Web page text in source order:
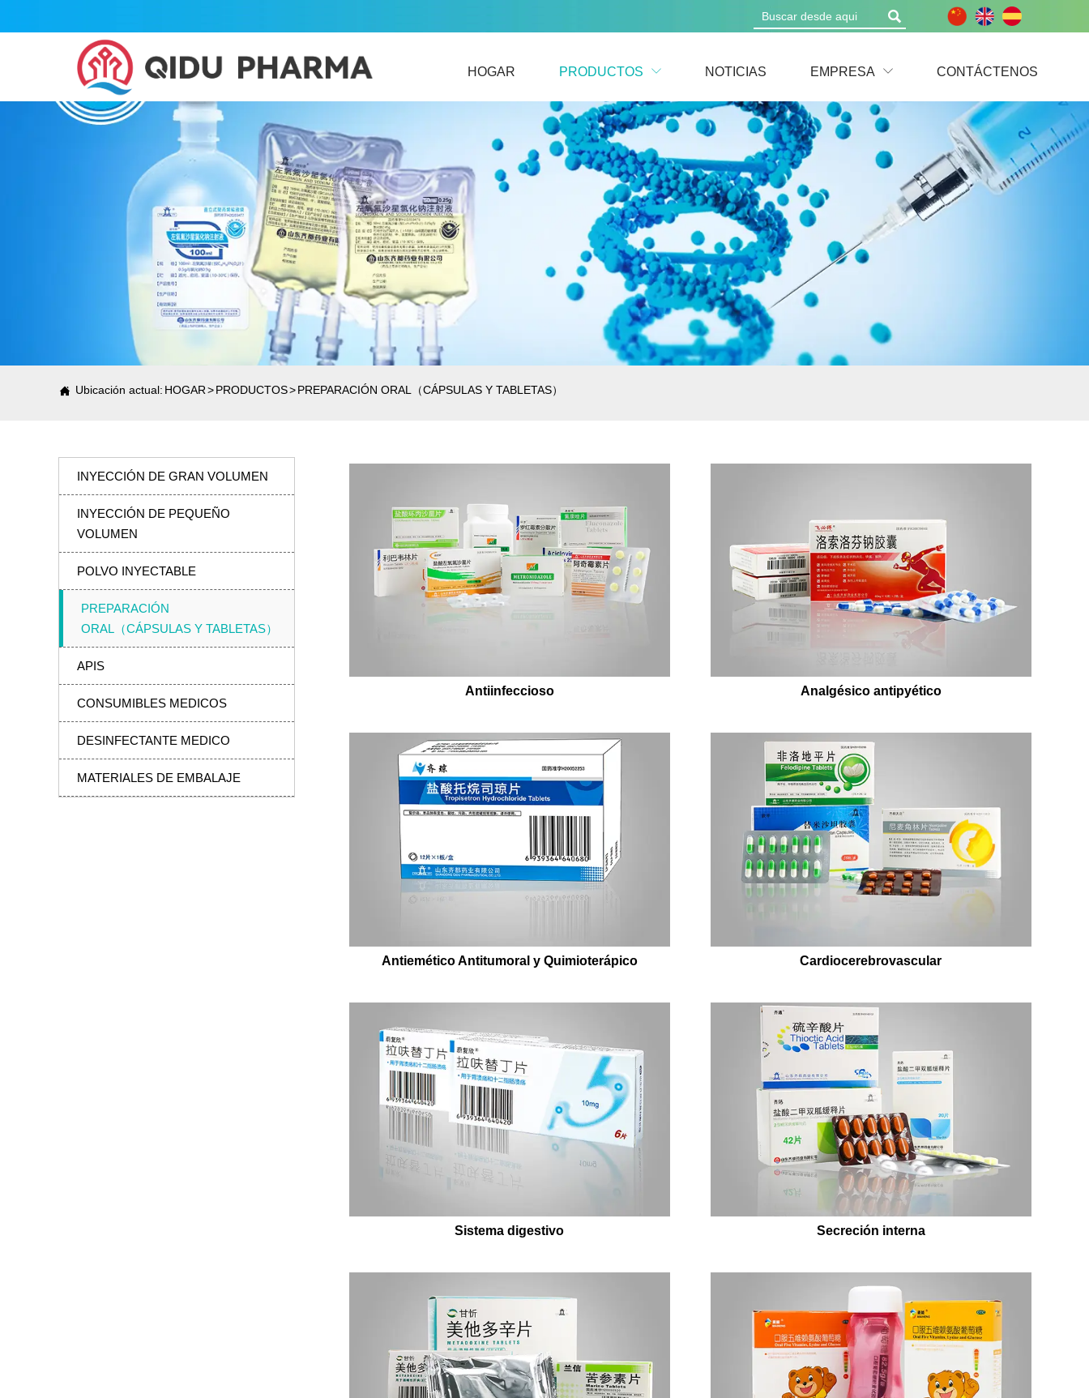
HOGAR PRODUCTOS  NOTICIAS EMPRESA  CONTÁCTENOS

INYECCIÓN DE GRAN VOLUMEN
INYECCIÓN DE PEQUEÑO
VOLUMEN
POLVO INYECTABLE
PREPARACIÓN
ORAL（CÁPSULAS Y TABLETAS）
APIS
CONSUMIBLES MEDICOS
DESINFECTANTE MEDICO
MATERIALES DE EMBALAJE
Antiinfeccioso Analgésico antipyético
Antiemético Antitumoral y Quimioterápico Cardiocerebrovascular
Sistema digestivo Secreción interna
 Ubicación actual: HOGAR>PRODUCTOS>PREPARACIÓN ORAL（CÁPSULAS Y TABLETAS）